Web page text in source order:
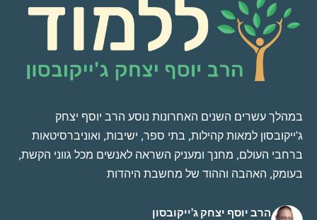
במהלך עשרים השנים האחרונות נוסע הרב יוסף יצחק
ג'ייקובסון למאות קהילות, בתי ספר, ישיבות, ואוניברסיטאות
ברחבי העולם, מחנך ומעניק השראה לאנשים מכל גווני הקשת,
בעומק, האהבה וההוד של מחשבת היהדות
הרב יוסף יצחק ג'ייקובסון